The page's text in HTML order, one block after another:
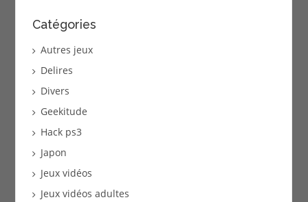
Catégories
Autres jeux
Delires
Divers
Geekitude
Hack ps3
Japon
Jeux vidéos
Jeux vidéos adultes